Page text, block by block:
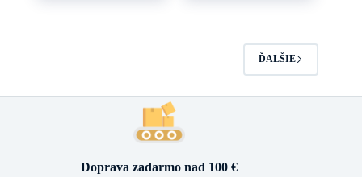
ĎALŠIE
Doprava zadarmo nad 100 €